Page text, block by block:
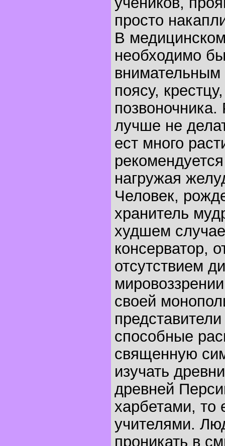
просто
В
необходимо
внимательным
поясу,
лучше не
ест много
нагружая
Человек,
хранитель
худшем
консерватор,
отсутствием
своей
способные
священную
изучать
древней
харбетами, то
учителями.
проникать в